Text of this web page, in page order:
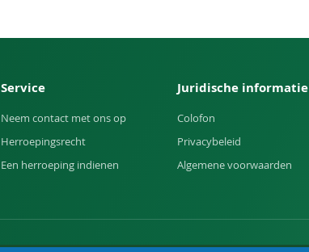
Service
Neem contact met ons op
Herroepingsrecht
Een herroeping indienen
Juridische informatie
Colofon
Privacybeleid
Algemene voorwaarden